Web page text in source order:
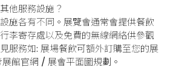
他服務設施？
施各有不同。展覽會通常會提供餐飲
李寄存處以及免費的無線網絡供參觀
服務如: 展場餐飲可額外訂購至您的展
館官網 / 展會平面圖規劃。